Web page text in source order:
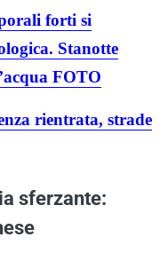
forti si
Stanotte
FOTO
rientrata, strade
sferzante: